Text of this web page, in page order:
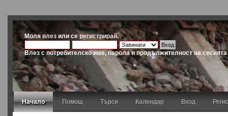
Молявлез или серегистрирай.
Влез с потребителско име, парола и продължителност на сесията
Начало Помощ Търси Календар Вход